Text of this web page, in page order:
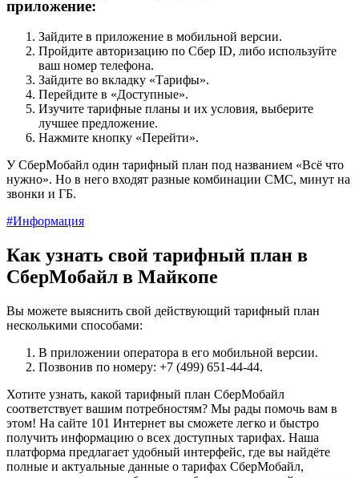
приложение:
Зайдите в приложение в мобильной версии.
Пройдите авторизацию по Сбер ID, либо используйте
ваш номер телефона.
Зайдите во вкладку «Тарифы».
Перейдите в «Доступные».
Изучите тарифные планы и их условия, выберите
лучшее предложение.
Нажмите кнопку «Перейти».
У СберМобайл один тарифный план под названием «Всё что
нужно». Но в него входят разные комбинации СМС, минут на
звонки и ГБ.
#Информация
Как узнать свой тарифный план в
СберМобайл в Майкопе
Вы можете выяснить свой действующий тарифный план
несколькими способами:
В приложении оператора в его мобильной версии.
Позвонив по номеру: +7 (499) 651-44-44.
Хотите узнать, какой тарифный план СберМобайл
соответствует вашим потребностям? Мы рады помочь вам в
этом! На сайте 101 Интернет вы сможете легко и быстро
получить информацию о всех доступных тарифах. Наша
платформа предлагает удобный интерфейс, где вы найдёте
полные и актуальные данные о тарифах СберМобайл,